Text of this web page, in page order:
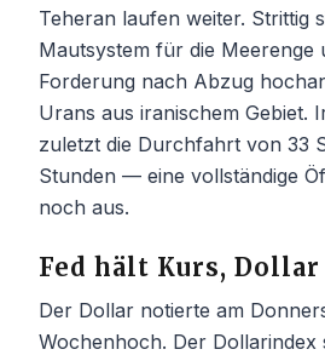
Teheran laufen weiter. Strittig
Mautsystem für die Meerenge
Forderung nach Abzug
Urans aus iranischem Gebiet.
zuletzt die Durchfahrt von 33
Stunden — eine vollständige
noch aus.
Fed hält Kurs,
Der Dollar notierte am
Wochenhoch. Der